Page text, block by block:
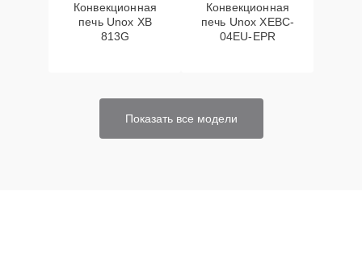
Конвекционная
печь Unox XB
813G
Конвекционная
печь Unox XEBC-
04EU-EPR
Показать все модели